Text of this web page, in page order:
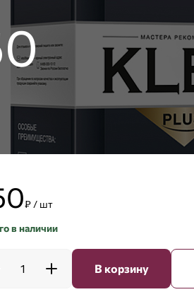
₽ / шт
в наличии
1 В корзину